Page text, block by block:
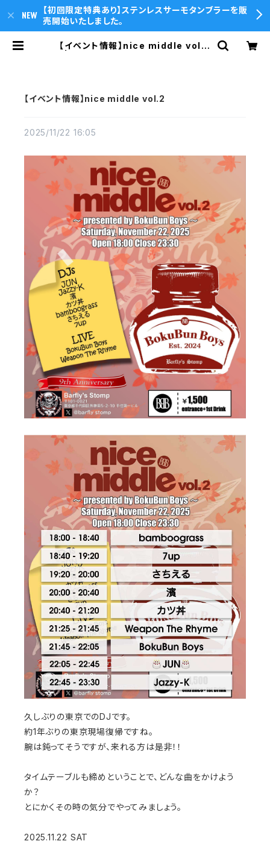
【初回限定特典あり】ステンレスサーモタンブラーを販
売開始いたしました。
【イベント情報】nice middle vol.2
【イベント情報】nice middle vol.2
2025/11/22 16:05
久しぶりの東京でのDJです。
約1年ぶりの東京現場復帰ですね。
腕は鈍ってそうですが、来れる方は是非！！
タイムテーブルも締めということで、どんな曲をかけよう
か？
とにかくその時の気分でやってみましょう。
2025.11.22 SAT